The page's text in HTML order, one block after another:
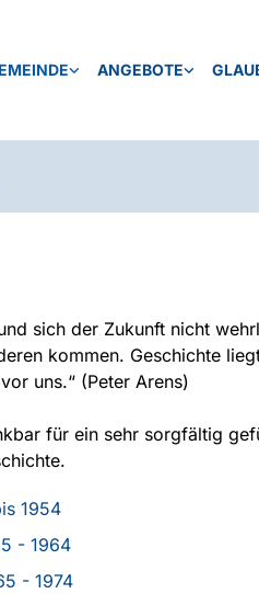
ANGEBOTE
sich der Zukunft nicht
kommen. Geschichte
uns.“ (Peter Arens)
für ein sehr sorgfältig
1954
- 1964
- 1974